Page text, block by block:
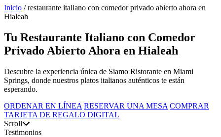
Inicio / restaurante italiano con comedor privado abierto ahora en
Hialeah
Tu Restaurante Italiano con Comedor
Privado Abierto Ahora en Hialeah
Descubre la experiencia única de Siamo Ristorante en Miami
Springs, donde nuestros platos italianos auténticos te están
esperando.
ORDENAR EN LÍNEA RESERVAR UNA MESA COMPRAR
TARJETA DE REGALO DIGITAL
Scroll
Testimonios